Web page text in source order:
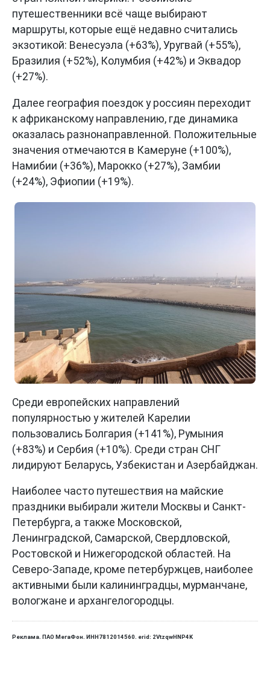
путешественники всё чаще выбирают
маршруты, которые ещё недавно считались
экзотикой: Венесуэла (+63%), Уругвай (+55%),
Бразилия (+52%), Колумбия (+42%) и Эквадор
(+27%).
Далее география поездок у россиян переходит
к африканскому направлению, где динамика
оказалась разнонаправленной. Положительные
значения отмечаются в Камеруне (+100%),
Намибии (+36%), Марокко (+27%), Замбии
(+24%), Эфиопии (+19%).
Среди европейских направлений
популярностью у жителей Карелии
пользовались Болгария (+141%), Румыния
(+83%) и Сербия (+10%). Среди стран СНГ
лидируют Беларусь, Узбекистан и Азербайджан.
Наиболее часто путешествия на майские
праздники выбирали жители Москвы и Санкт-
Петербурга, а также Московской,
Ленинградской, Самарской, Свердловской,
Ростовской и Нижегородской областей. На
Северо-Западе, кроме петербуржцев, наиболее
активными были калининградцы, мурманчане,
вологжане и архангелогородцы.
Реклама. ПАО МегаФон. ИНН7812014560. erid: 2VtzqwHNP4K